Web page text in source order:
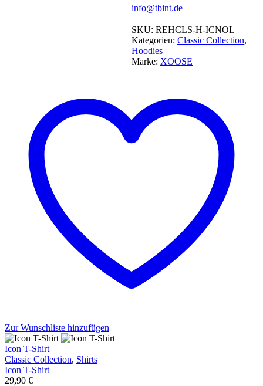
info@tbint.de
SKU: REHCLS-H-ICNOL
Kategorien: Classic Collection,
Hoodies
Marke: XOOSE
Zur Wunschliste hinzufügen
Icon T-Shirt
Classic Collection, Shirts
Icon T-Shirt
29,90 €